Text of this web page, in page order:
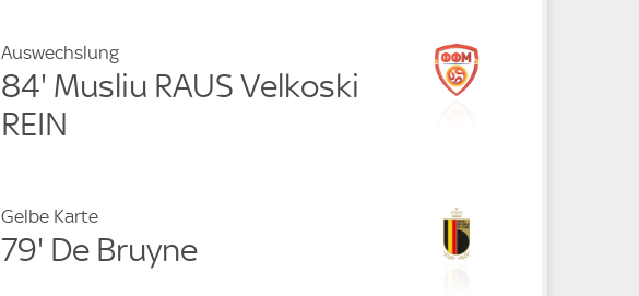
Auswechslung
84' Musliu RAUS Velkoski
REIN
Gelbe Karte
79' De Bruyne